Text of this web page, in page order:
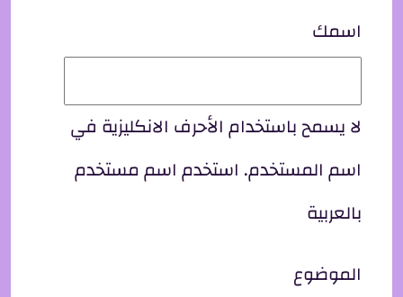
اسمك
لا يسمح باستخدام الأحرف الانكليزية في
اسم المستخدم. استخدم اسم مستخدم
بالعربية
الموضوع